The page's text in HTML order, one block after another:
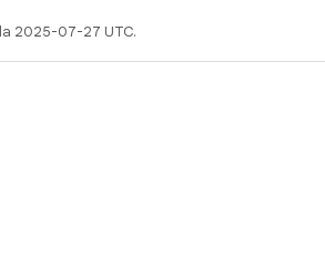
2025-07-27 UTC.